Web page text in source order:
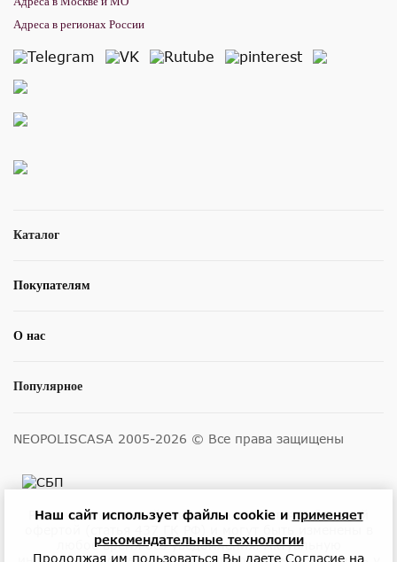
Каталог
Покупателям
О нас
Популярное
Адреса в регионах России
NEOPOLISCASA 2005-2026 © Все права защищены
Размещенные на сайте цены не являются публичной
любое время без уведомления. Актуальную
Наш сайт использует файлы cookie и применяет
рекомендательные технологии
Продолжая им пользоваться Вы даете Согласие на